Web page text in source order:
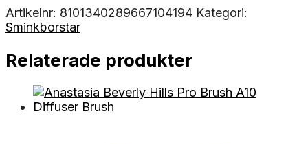
Artikelnr: 8101340289667104194 Kategori:
Sminkborstar
Relaterade produkter